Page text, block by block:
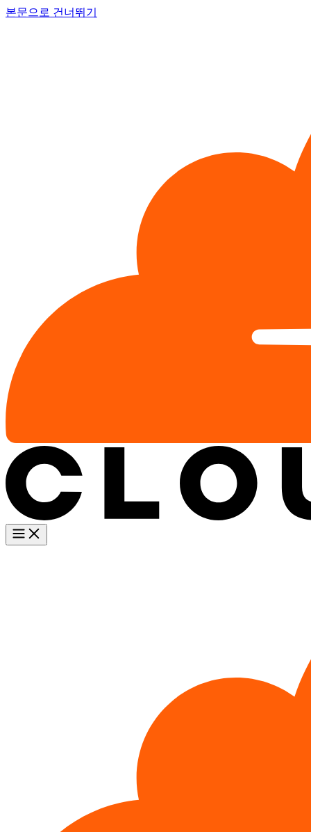
본문으로 건너뛰기